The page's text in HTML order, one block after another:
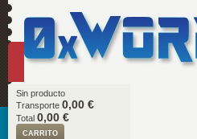
Sin producto
Transporte 0,00 €
Total 0,00 €
CARRITO